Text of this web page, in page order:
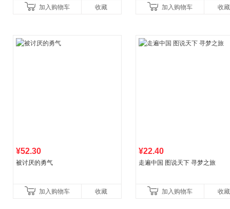
比你听说的还要
加入购物车 收藏 加入购物车 收藏
¥52.30
被讨厌的勇气
加入购物车 收藏
¥22.40
走遍中国 图说天下 寻梦之旅
加入购物车 收藏